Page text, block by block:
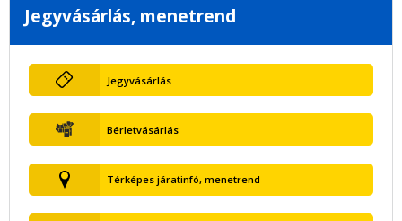
Jegyvásárlás, menetrend
Jegyvásárlás
Bérletvásárlás
Térképes járatinfó, menetrend